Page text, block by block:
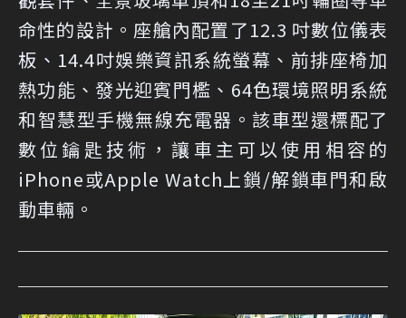
命性的設計。座艙內配置了12.3 吋數位儀表
板、14.4吋娛樂資訊系統螢幕、前排座椅加
熱功能、發光迎賓門檻、64色環境照明系統
和智慧型手機無線充電器。該車型還標配了
數位鑰匙技術，讓車主可以使用相容的
iPhone或Apple Watch上鎖/解鎖車門和啟
動車輛。